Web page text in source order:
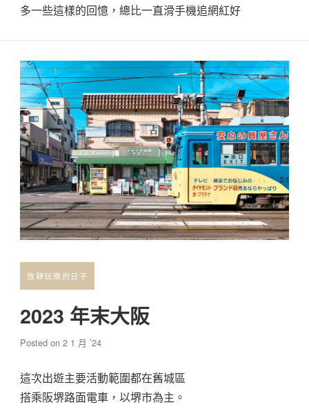
多一些這樣的回憶，總比一直滑手機追網紅好
放肆玩樂的日子
2023 年末大阪
Posted on2 1 月 ’24
這次出遊主要活動範圍都在舊城區
搭乘阪堺路面電車，以堺市為主。